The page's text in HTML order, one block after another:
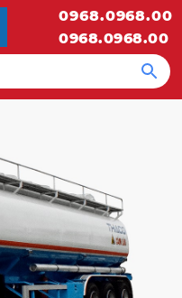
0968.0968.00
0968.0968.00